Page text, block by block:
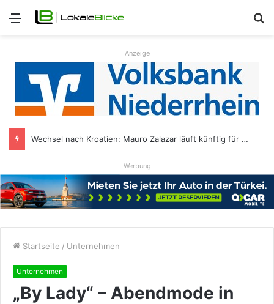
Menü
Anzeige
Wechsel nach Kroatien: Mauro Zalazar läuft künftig für NK Kustošija Zagreb auf
Werbung
Startseite / Unternehmen
Unternehmen
„By Lady“ – Abendmode in